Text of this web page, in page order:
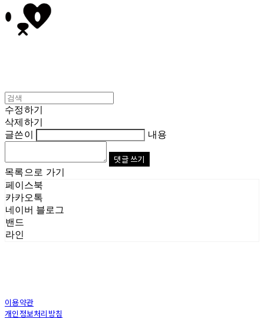
수정하기
삭제하기
글쓴이
내용
댓글 쓰기
목록으로 가기
페이스북
카카오톡
네이버 블로그
밴드
라인
이용약관
개인정보처리방침